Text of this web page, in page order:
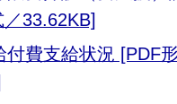
33.62KB]
付費支給状況 [PDF